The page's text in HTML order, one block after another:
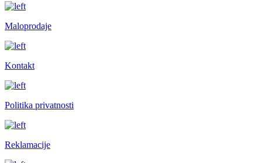
Maloprodaje
Kontakt
Politika privatnosti
Reklamacije